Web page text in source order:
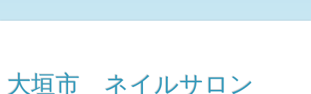
大垣市 ネイルサロン